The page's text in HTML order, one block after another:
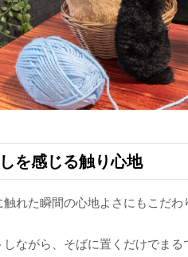
を感じる触り心地
触れた瞬間の心地よさにもこだ
ながら、そばに置くだけでま